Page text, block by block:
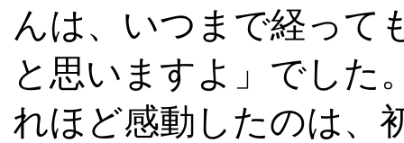
んは、いつまで経って
と思いますよ」でした
れほど感動したのは、